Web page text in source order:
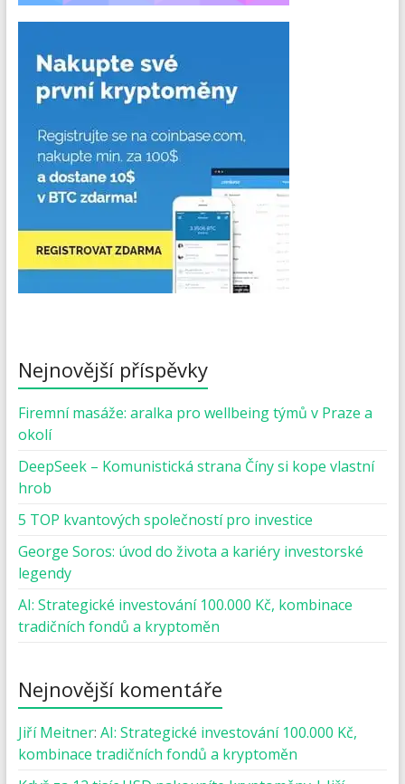
Nejnovější příspěvky
Firemní masáže: aralka pro wellbeing týmů v Praze a
okolí
DeepSeek – Komunistická strana Číny si kope vlastní
hrob
5 TOP kvantových společností pro investice
George Soros: úvod do života a kariéry investorské
legendy
AI: Strategické investování 100.000 Kč, kombinace
tradičních fondů a kryptoměn
Nejnovější komentáře
Jiří Meitner: AI: Strategické investování 100.000 Kč,
kombinace tradičních fondů a kryptoměn